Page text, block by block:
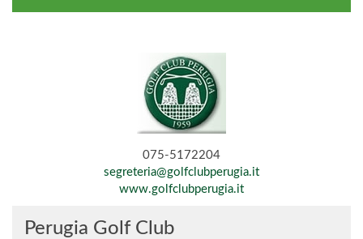
075-5172204
segreteria@golfclubperugia.it
www.golfclubperugia.it
Perugia Golf Club